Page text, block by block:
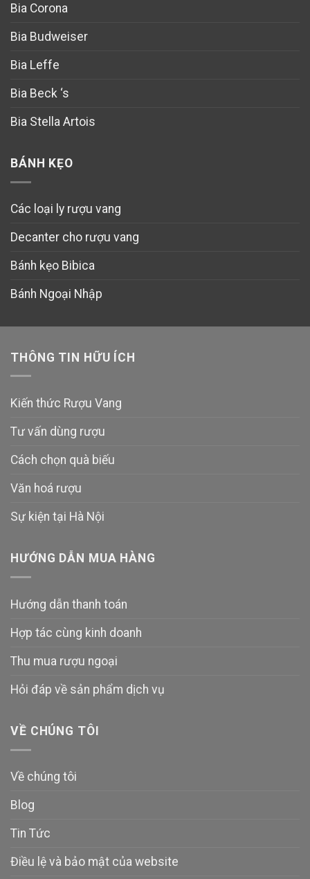
Bia Corona
Bia Budweiser
Bia Leffe
Bia Beck ‘s
Bia Stella Artois
BÁNH KẸO
Các loại ly rượu vang
Decanter cho rượu vang
Bánh kẹo Bibica
Bánh Ngoại Nhập
THÔNG TIN HỮU ÍCH
Kiến thức Rượu Vang
Tư vấn dùng rượu
Cách chọn quà biếu
Văn hoá rượu
Sự kiện tại Hà Nội
HƯỚNG DẪN MUA HÀNG
Hướng dẫn thanh toán
Hợp tác cùng kinh doanh
Thu mua rượu ngoại
Hỏi đáp về sản phẩm dịch vụ
VỀ CHÚNG TÔI
Về chúng tôi
Blog
Tin Tức
Điều lệ và bảo mật của website